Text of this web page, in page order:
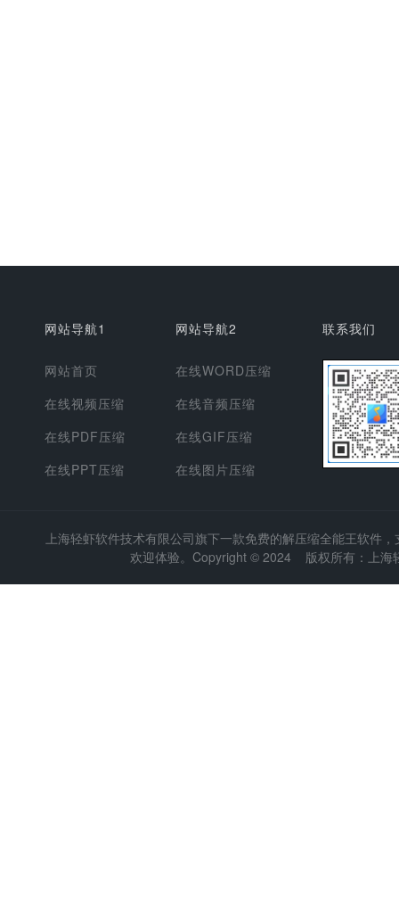
网站导航1
网站首页
在线视频压缩
在线PDF压缩
在线PPT压缩
网站导航2
在线WORD压缩
在线音频压缩
在线GIF压缩
在线图片压缩
联系我们
上海轻虾软件技术有限公司旗下一款免费的解压缩全能王软件
欢迎体验。Copyright © 2024 版权所有：上